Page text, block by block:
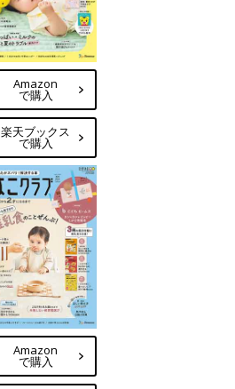
Amazon
で購入
楽天ブックス
で購入
Amazon
で購入